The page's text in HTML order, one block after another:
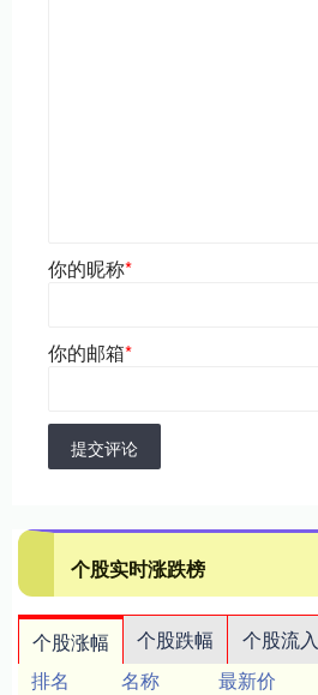
你的昵称*
你的邮箱*
提交评论
个股实时涨跌榜
个股涨幅 个股跌幅 个股流入
排名
名称 最新价